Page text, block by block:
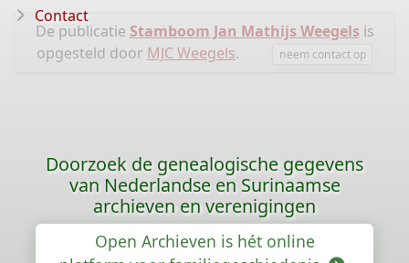
De publicatie Stamboom Jan Mathijs Weegels is
opgesteld door MJC Weegels. neem contact op
Contact
Doorzoek de genealogische gegevens
van Nederlandse en Surinaamse
archieven en verenigingen
Open Archieven is hét online